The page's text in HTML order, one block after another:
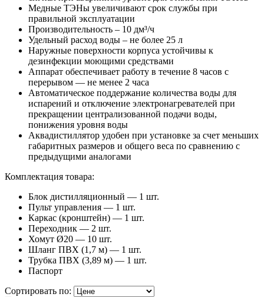
Медные ТЭНы увеличивают срок службы при
правильной эксплуатации
Производительность – 10 дм³/ч
Удельный расход воды – не более 25 л
Наружные поверхности корпуса устойчивы к
дезинфекции моющими средствами
Аппарат обеспечивает работу в течение 8 часов с
перерывом — не менее 2 часа
Автоматическое поддержание количества воды для
испарений и отключение электронагревателей при
прекращении централизованной подачи воды,
понижения уровня воды
Аквадистиллятор удобен при установке за счет меньших
габаритных размеров и общего веса по сравнению с
предыдущими аналогами
Комплектация товара:
Блок дистилляционный — 1 шт.
Пульт управления — 1 шт.
Каркас (кронштейн) — 1 шт.
Переходник — 2 шт.
Хомут Ø20 — 10 шт.
Шланг ПВХ (1,7 м) — 1 шт.
Трубка ПВХ (3,89 м) — 1 шт.
Паспорт
Сортировать по: